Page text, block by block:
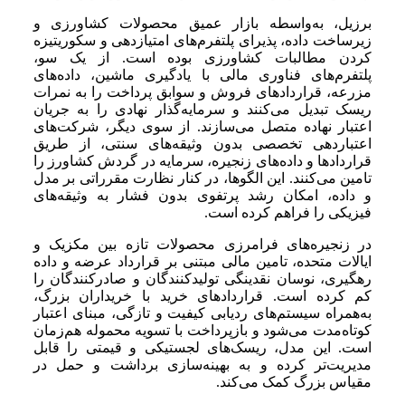
برزیل، به‌واسطه بازار عمیق محصولات کشاورزی و
زیرساخت داده، پذیرای پلتفرم‌های امتیازدهی و سکوریتیزه
کردن مطالبات کشاورزی بوده است. از یک سو،
پلتفرم‌های فناوری مالی با یادگیری ماشین، داده‌های
مزرعه، قراردادهای فروش و سوابق پرداخت را به نمرات
ریسک تبدیل می‌کنند و سرمایه‌گذار نهادی را به جریان
اعتبار نهاده متصل می‌سازند. از سوی دیگر، شرکت‌های
اعتباردهی تخصصی بدون وثیقه‌های سنتی، از طریق
قراردادها و داده‌های زنجیره، سرمایه در گردش کشاورز را
تامین می‌کنند. این الگوها، در کنار نظارت مقرراتی بر مدل
و داده، امکان رشد پرتفوی بدون فشار به وثیقه‌های
فیزیکی را فراهم کرده است.
در زنجیره‌های فرامرزی محصولات تازه بین مکزیک و
ایالات متحده، تامین مالی مبتنی بر قرارداد عرضه و داده
رهگیری، نوسان نقدینگی تولیدکنندگان و صادرکنندگان را
کم کرده است. قراردادهای خرید با خریداران بزرگ،
به‌همراه سیستم‌های ردیابی کیفیت و تازگی، مبنای اعتبار
کوتاه‌مدت می‌شود و بازپرداخت با تسویه محموله هم‌زمان
است. این مدل، ریسک‌های لجستیکی و قیمتی را قابل
مدیریت‌تر کرده و به بهینه‌سازی برداشت و حمل در
مقیاس بزرگ کمک می‌کند.